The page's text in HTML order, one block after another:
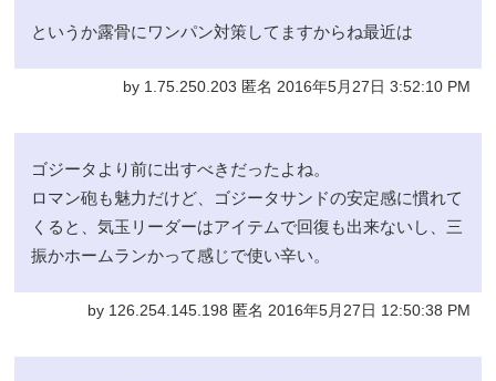
というか露骨にワンパン対策してますからね最近は
by 1.75.250.203 匿名 2016年5月27日 3:52:10 PM
ゴジータより前に出すべきだったよね。
ロマン砲も魅力だけど、ゴジータサンドの安定感に慣れて
くると、気玉リーダーはアイテムで回復も出来ないし、三
振かホームランかって感じで使い辛い。
by 126.254.145.198 匿名 2016年5月27日 12:50:38 PM